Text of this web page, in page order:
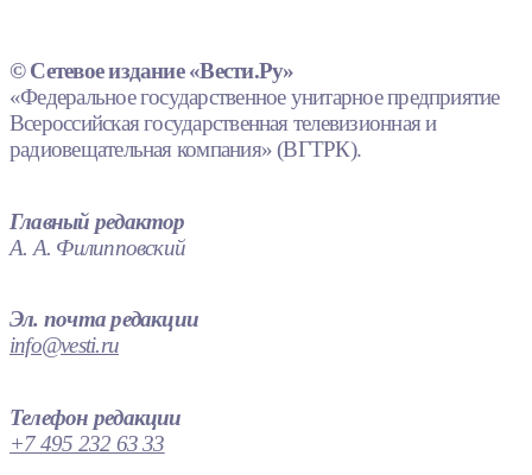
© Сетевое издание «Вести.Ру»
«Федеральное государственное унитарное предприятие
Всероссийская государственная телевизионная и
радиовещательная компания» (ВГТРК).
Главный редактор
А. А. Филипповский
Эл. почта редакции
info@vesti.ru
Телефон редакции
+7 495 232 63 33